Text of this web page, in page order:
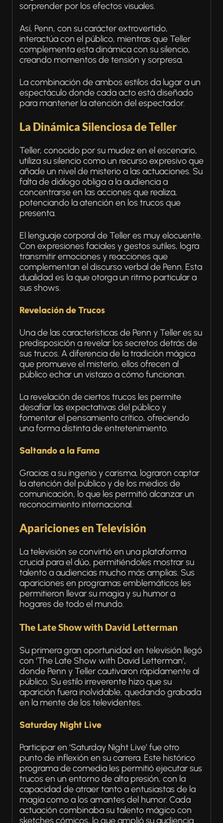
sorprender por los efectos visuales.
Así, Penn, con su carácter extrovertido,
interactúa con el público, mientras que Teller
complementa esta dinámica con su silencio,
creando momentos de tensión y sorpresa.
La combinación de ambos estilos da lugar a un
espectáculo donde cada acto está diseñado
para mantener la atención del espectador.
La Dinámica Silenciosa de Teller
Teller, conocido por su mudez en el escenario,
utiliza su silencio como un recurso expresivo que
añade un nivel de misterio a las actuaciones. Su
falta de diálogo obliga a la audiencia a
concentrarse en las acciones que realiza,
potenciando la atención en los trucos que
presenta.
El lenguaje corporal de Teller es muy elocuente.
Con expresiones faciales y gestos sutiles, logra
transmitir emociones y reacciones que
complementan el discurso verbal de Penn. Esta
dualidad es la que otorga un ritmo particular a
sus shows.
Revelación de Trucos
Una de las características de Penn y Teller es su
predisposición a revelar los secretos detrás de
sus trucos. A diferencia de la tradición mágica
que promueve el misterio, ellos ofrecen al
público echar un vistazo a cómo funcionan.
La revelación de ciertos trucos les permite
desafiar las expectativas del público y
fomentar el pensamiento crítico, ofreciendo
una forma distinta de entretenimiento.
Saltando a la Fama
Gracias a su ingenio y carisma, lograron captar
la atención del público y de los medios de
comunicación, lo que les permitió alcanzar un
reconocimiento internacional.
Apariciones en Televisión
La televisión se convirtió en una plataforma
crucial para el dúo, permitiéndoles mostrar su
talento a audiencias mucho más amplias. Sus
apariciones en programas emblemáticos les
permitieron llevar su magia y su humor a
hogares de todo el mundo.
The Late Show with David Letterman
Su primera gran oportunidad en televisión llegó
con ‘The Late Show with David Letterman’,
donde Penn y Teller cautivaron rápidamente al
público. Su estilo irreverente hizo que su
aparición fuera inolvidable, quedando grabada
en la mente de los televidentes.
Saturday Night Live
Participar en ‘Saturday Night Live’ fue otro
punto de inflexión en su carrera. Este histórico
programa de comedia les permitió ejecutar sus
trucos en un entorno de alta presión, con la
capacidad de atraer tanto a entusiastas de la
magia como a los amantes del humor. Cada
actuación combinaba su talento mágico con
sketches cómicos, lo que amplió su audiencia